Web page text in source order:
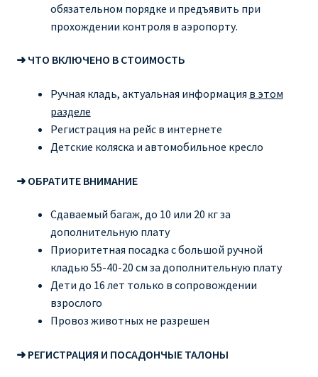
Райнэйр на русском
О сайте
обязательном порядке и предъявить при
прохождении контроля в аэропорту.
➜ ЧТО ВКЛЮЧЕНО В СТОИМОСТЬ
Ручная кладь, актуальная информация в этом
разделе
Регистрация на рейс в интернете
Детские коляска и автомобильное кресло
➜ ОБРАТИТЕ ВНИМАНИЕ
Сдаваемый багаж, до 10 или 20 кг за
дополнительную плату
Приоритетная посадка с большой ручной
кладью 55-40-20 см за дополнительную плату
Дети до 16 лет только в сопровождении
взрослого
Провоз животных не разрешен
➜ РЕГИСТРАЦИЯ И ПОСАДОНЧЫЕ ТАЛОНЫ